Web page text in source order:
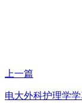
上一篇
电大外科护理学